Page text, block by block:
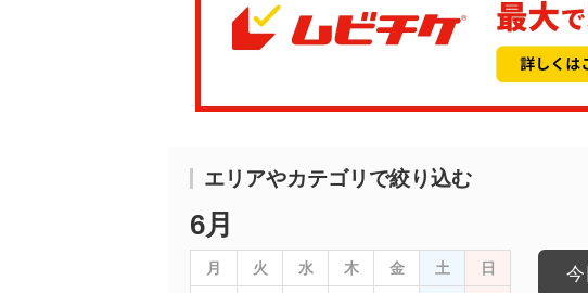
エリアやカテゴリで絞り込む
6月
月 火 水 木 金 土 日 今